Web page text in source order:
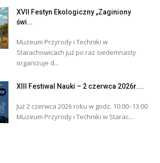
XVII Festyn Ekologiczny „Zaginiony
świ...
Muzeum Przyrody i Techniki w
Starachowicach już po raz siedemnasty
organizuje d...
XIII Festiwal Nauki – 2 czerwca 2026r....
Już 2 czerwca 2026 roku w godz. 10:00–13:00
Muzeum Przyrody i Techniki w Starac...